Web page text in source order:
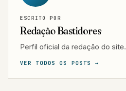
ESCRITO POR
Redação Bastidores
Perfil oficial da redação do site.
VER TODOS OS POSTS →